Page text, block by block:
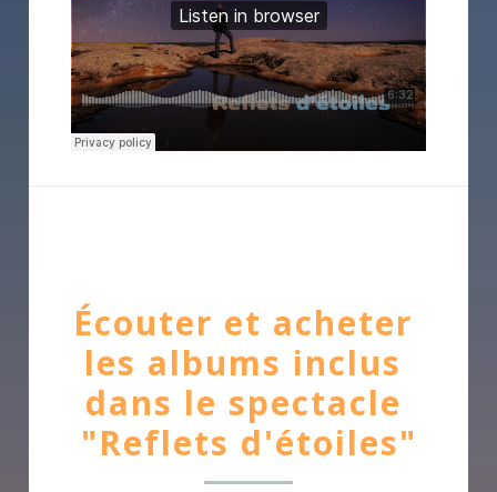
Écouter et acheter
les albums inclus
dans le spectacle
"Reflets d'étoiles"